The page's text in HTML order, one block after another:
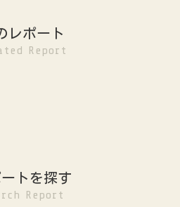
レポート
Report
ートを探す
Report